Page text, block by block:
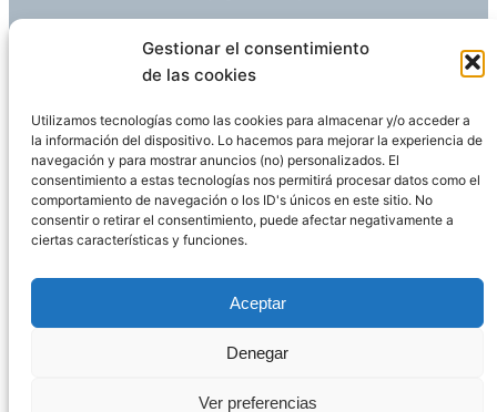
Gestionar el consentimiento
de las cookies
Utilizamos tecnologías como las cookies para almacenar y/o acceder a
la información del dispositivo. Lo hacemos para mejorar la experiencia de
navegación y para mostrar anuncios (no) personalizados. El
consentimiento a estas tecnologías nos permitirá procesar datos como el
comportamiento de navegación o los ID's únicos en este sitio. No
consentir o retirar el consentimiento, puede afectar negativamente a
ciertas características y funciones.
Aceptar
Denegar
Ver preferencias
¿Tienes alguna duda o sugerencia? Escríbeme
info@empleosanitarioinvestigacion.es
Descargo de Responsabilidad
Declaración de Privacidad Política de cookies
WordPress
Página administrada por Javier Ripoll